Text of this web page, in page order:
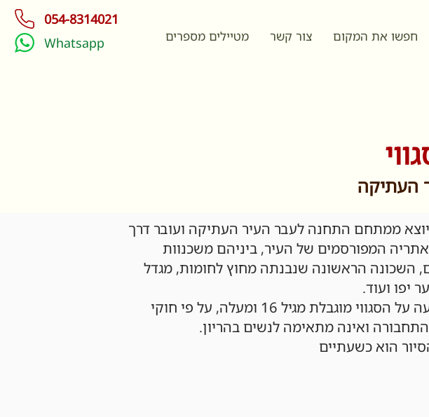
054-8314021
Whatsapp
חפשו את המקום צור קשר מטיילים מספרים
העתיקה
יוצא ממתחם התחנה לעבר העיר העתיקה ועובר דרך
המפורסמים של העיר, ביניהם משכנוות
השכונה הראשונה שנבנתה מחוץ לחומות, מגדל
יפו ועוד.
*הנסיעה על הסגווי מוגבלת מגיל 16 ומעלה, על פי חוקי
ואינה מתאימה לנשים בהריון.
הוא כשעתיים